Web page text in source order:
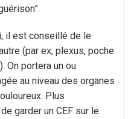
il est conseillé de le
(par ex, plexus, poche
On portera un ou
au niveau des organes
Plus
garder un CEF sur le